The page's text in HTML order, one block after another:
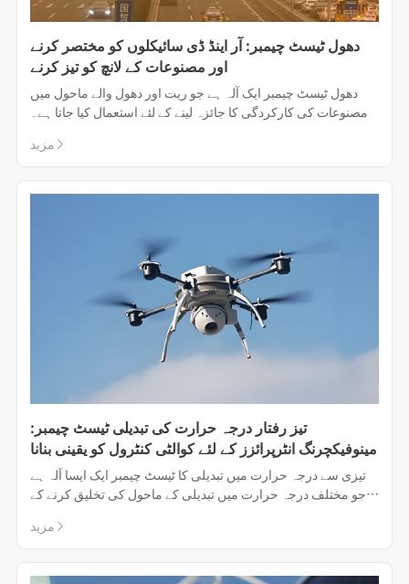
دھول ٹیسٹ چیمبر: آر اینڈ ڈی سائیکلوں کو مختصر کرنے
اور مصنوعات کے لانچ کو تیز کرنے
دھول ٹیسٹ چیمبر ایک آلہ ہے جو ریت اور دھول والے ماحول میں
مصنوعات کی کارکردگی کا جائزہ لینے کے لئے استعمال کیا جاتا ہے۔
مزید
تیز رفتار درجہ حرارت کی تبدیلی ٹیسٹ چیمبر:
مینوفیکچرنگ انٹرپرائزز کے لئے کوالٹی کنٹرول کو یقینی بنانا
تیزی سے درجہ حرارت میں تبدیلی کا ٹیسٹ چیمبر ایک ایسا آلہ ہے
جو مختلف درجہ حرارت میں تبدیلی کے ماحول کی تخلیق کرنے کے
تحت مواد ، اجزاء اور مصنوعات کی کارکردگی اور استحکام کی
جانچ کرنے کے لئے استعمال ہوت
مزید